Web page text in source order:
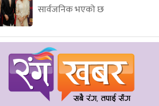
सार्वजनिक भएको छ